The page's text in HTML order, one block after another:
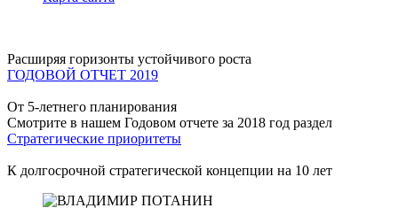
Расширяя горизонты устойчивого роста
ГОДОВОЙ ОТЧЕТ 2019
От 5-летнего планирования
Смотрите в нашем Годовом отчете за 2018 год раздел
Стратегические приоритеты
К долгосрочной стратегической концепции на 10 лет